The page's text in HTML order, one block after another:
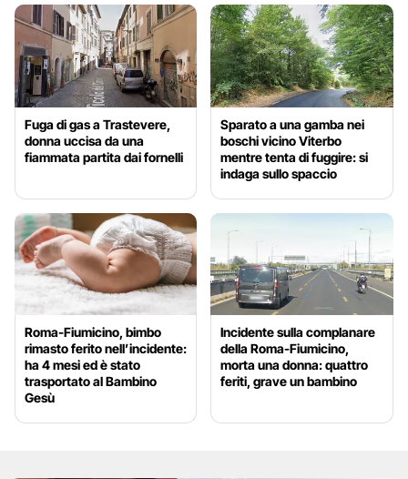
Fuga di gas a Trastevere,
donna uccisa da una
fiammata partita dai fornelli
Sparato a una gamba nei
boschi vicino Viterbo
mentre tenta di fuggire: si
indaga sullo spaccio
Roma-Fiumicino, bimbo
rimasto ferito nell’incidente:
ha 4 mesi ed è stato
trasportato al Bambino
Gesù
Incidente sulla complanare
della Roma-Fiumicino,
morta una donna: quattro
feriti, grave un bambino